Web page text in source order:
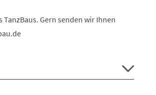
Gern senden wir Ihnen